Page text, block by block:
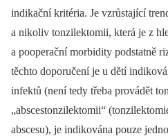
indikační kritéria. Je vzrůstající
a nikoliv tonzilektomii, která je z
a pooperační morbidity podstatně
těchto doporučení je u dětí
infektů (není tedy třeba provádět
„abscestonzilektomii“
abscesu), je indikována pouze